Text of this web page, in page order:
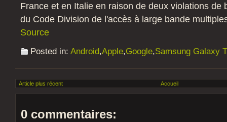
France et en Italie en raison de deux violations de
du Code Division de l'accès à large bande
Source
Posted in: Android,Apple,Google,Samsung Galaxy
Article plus récent Accueil
0 commentaires: